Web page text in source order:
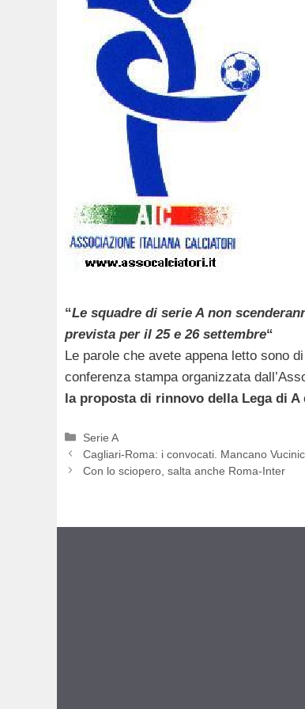
“Le squadre di serie A non
prevista per il 25 e 26 settembre“
Le parole che avete appena letto sono
conferenza stampa organizzata
la proposta di rinnovo della Lega di
Categorie
Serie A
Cagliari-Roma: i convocati. Mancano
Con lo sciopero, salta anche Roma-Inter